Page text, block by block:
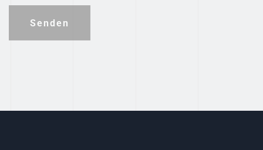
Senden